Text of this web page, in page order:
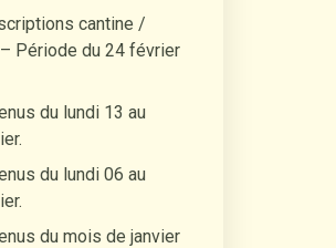
cantine /
Période du 24 février
du lundi 13 au
du lundi 06 au
du mois de janvier